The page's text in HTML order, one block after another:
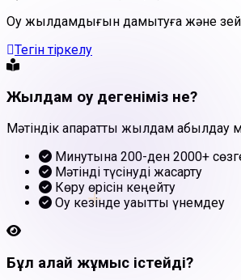
+
Оқу жылдамдығын дамытуға және
Тегін тіркелу
Жылдам оқу дегеніміз не?
Мәтіндік ақпаратты жылдам
Минутына 200-ден 2000+
Мәтінді түсінуді жақсарту
Көру өрісін кеңейту
Оқу кезінде уақытты үнемдеу
Бұл қалай жұмыс істейді?